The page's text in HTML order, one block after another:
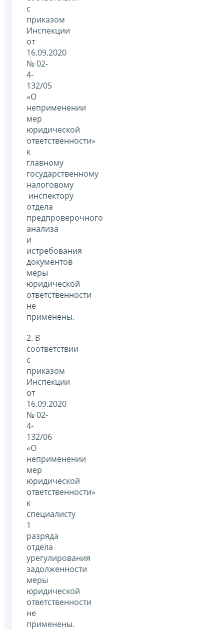
с
приказом
Инспекции
от
16.09.2020
№ 02-
4-
132/05
«О
неприменении
мер
юридической
ответственности»
к
главному
государственному
налоговому
инспектору
отдела
предпроверочного
анализа
и
истребования
документов
меры
юридической
ответственности
не
применены.
2. В
соответствии
с
приказом
Инспекции
от
16.09.2020
№ 02-
4-
132/06
«О
неприменении
мер
юридической
ответственности»
к
специалисту
1
разряда
отдела
урегулирования
задолженности
меры
юридической
ответственности
не
применены.